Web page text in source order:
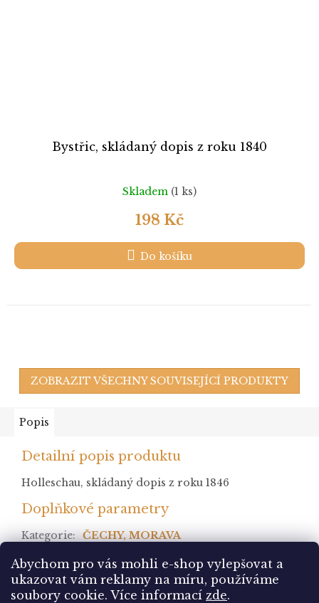
Abychom pro vás mohli e-shop vylepšovat a
ukazovat vám reklamy na míru, používáme
soubory cookie. Více informací zde.
Bystřic, skládaný dopis z roku 1840
Skladem (1 ks)
198 Kč
Do košíku
ZOBRAZIT VŠECHNY SOUVISEJÍCÍ PRODUKTY
Popis
Detailní popis produktu
Holleschau, skládaný dopis z roku 1846
Doplňkové parametry
Kategorie: ČECHY, MORAVA